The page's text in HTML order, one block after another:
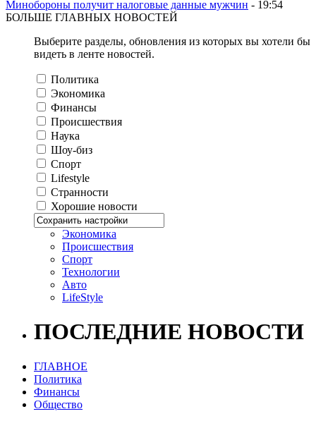
Минобороны получит налоговые данные мужчин - 19:54
БОЛЬШЕ ГЛАВНЫХ НОВОСТЕЙ
Выберите разделы, обновления из которых вы хотели бы
видеть в ленте новостей.
Политика
Экономика
Финансы
Происшествия
Наука
Шоу-биз
Спорт
Lifestyle
Странности
Хорошие новости
Экономика
Происшествия
Спорт
Технологии
Авто
LifeStyle
ПОСЛЕДНИЕ НОВОСТИ
ГЛАВНОЕ
Политика
Финансы
Общество